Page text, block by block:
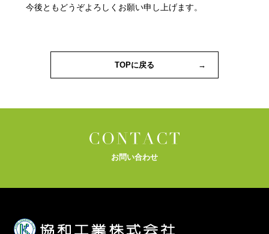
今後ともどうぞよろしくお願い申し上げます。
TOPに戻る
お問い合わせ